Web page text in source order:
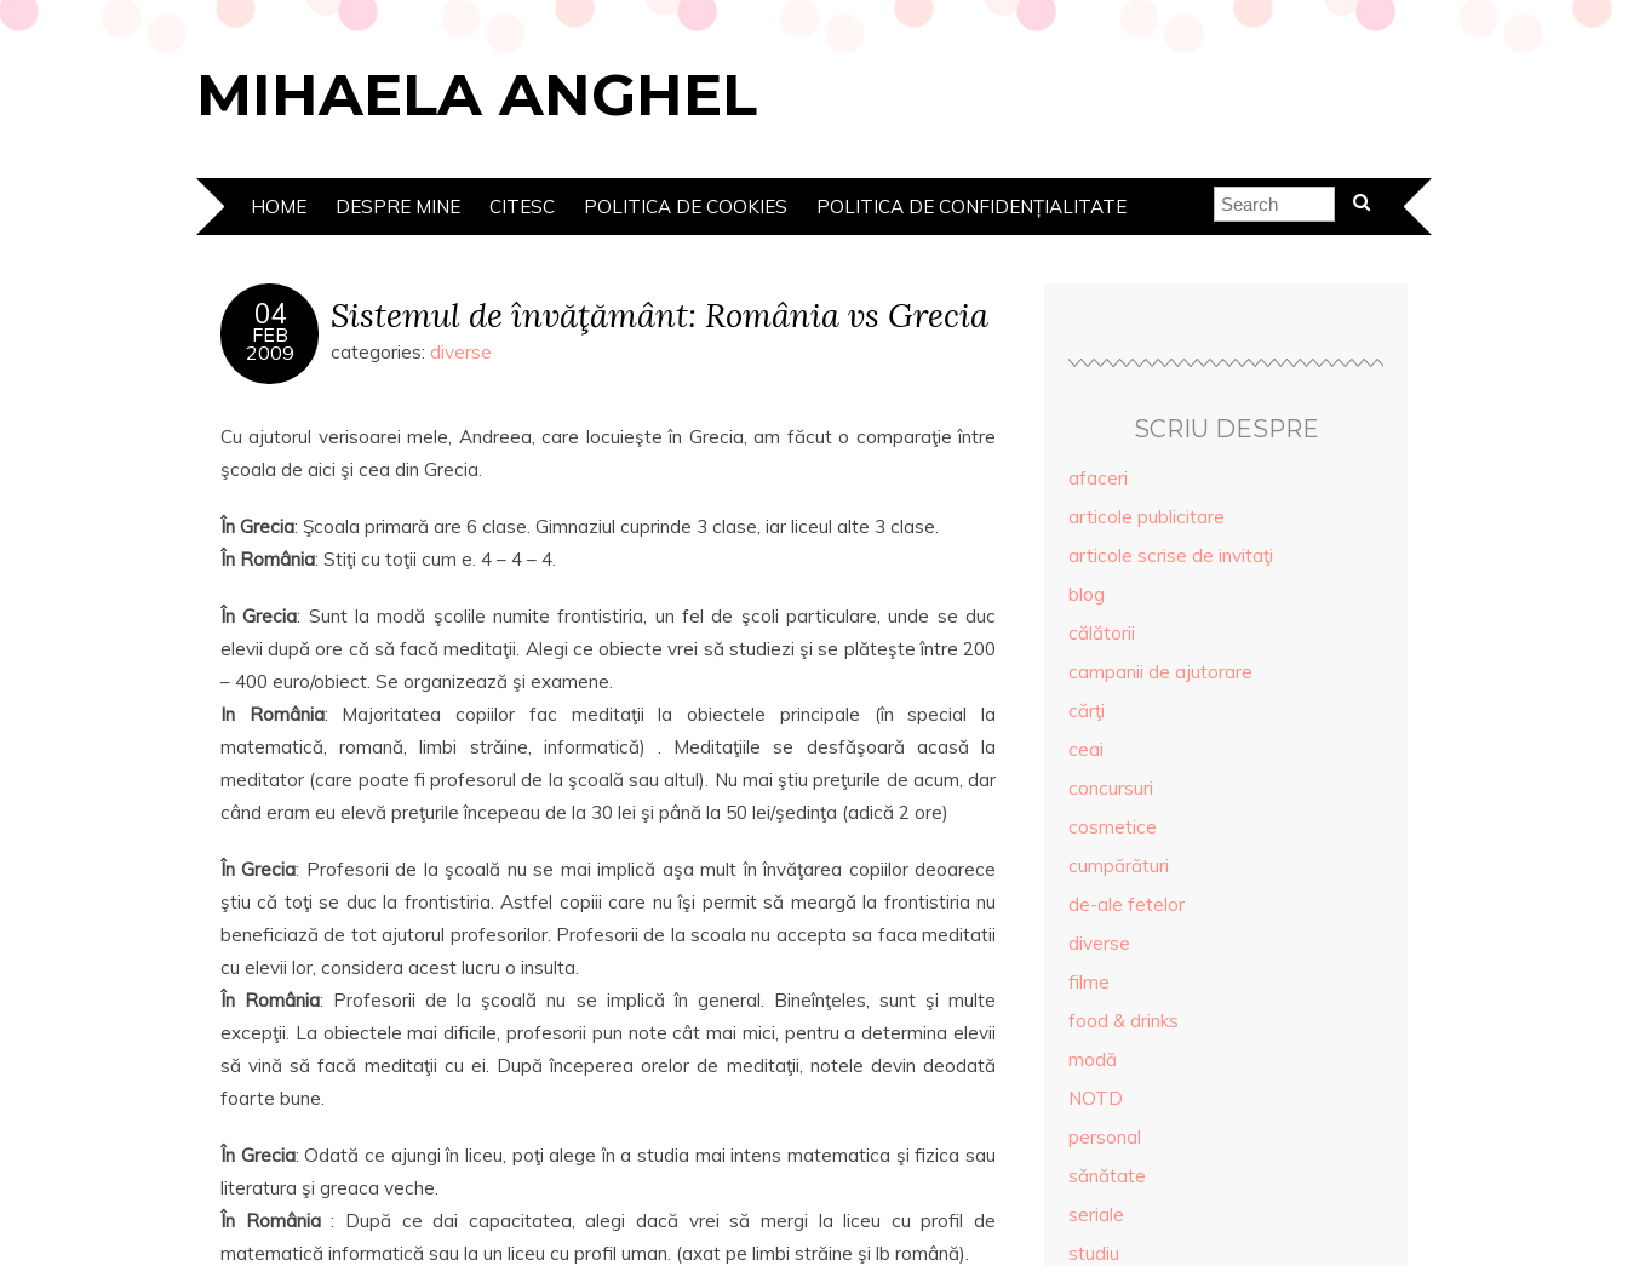
MIHAELA ANGHEL
HOME DESPRE MINE CITESC POLITICA DE COOKIES POLITICA DE CONFIDENȚIALITATE
04
FEB
2009
Sistemul de învăţământ: România vs Grecia
categories: diverse
Cu ajutorul verisoarei mele, Andreea, care locuieşte în Grecia, am făcut o comparaţie între
şcoala de aici şi cea din Grecia.
În Grecia: Şcoala primară are 6 clase. Gimnaziul cuprinde 3 clase, iar liceul alte 3 clase.
În România: Stiţi cu toţii cum e. 4 – 4 – 4.
În Grecia: Sunt la modă şcolile numite frontistiria, un fel de şcoli particulare, unde se duc
elevii după ore că să facă meditaţii. Alegi ce obiecte vrei să studiezi şi se plăteşte între 200
– 400 euro/obiect. Se organizează şi examene.
In România: Majoritatea copiilor fac meditaţii la obiectele principale (în special la
matematică, romană, limbi străine, informatică) . Meditaţiile se desfăşoară acasă la
meditator (care poate fi profesorul de la şcoală sau altul). Nu mai ştiu preţurile de acum, dar
când eram eu elevă preţurile începeau de la 30 lei şi până la 50 lei/şedinţa (adică 2 ore)
În Grecia: Profesorii de la şcoală nu se mai implică aşa mult în învăţarea copiilor deoarece
ştiu că toţi se duc la frontistiria. Astfel copiii care nu îşi permit să meargă la frontistiria nu
beneficiază de tot ajutorul profesorilor. Profesorii de la scoala nu accepta sa faca meditatii
cu elevii lor, considera acest lucru o insulta.
În România: Profesorii de la şcoală nu se implică în general. Bineînţeles, sunt şi multe
excepţii. La obiectele mai dificile, profesorii pun note cât mai mici, pentru a determina elevii
să vină să facă meditaţii cu ei. După începerea orelor de meditaţii, notele devin deodată
foarte bune.
În Grecia: Odată ce ajungi în liceu, poţi alege în a studia mai intens matematica şi fizica sau
literatura şi greaca veche.
În România: După ce dai capacitatea, alegi dacă vrei să mergi la liceu cu profil de
matematică informatică sau la un liceu cu profil uman. (axat pe limbi străine şi lb română).
SCRIU DESPRE
afaceri
articole publicitare
articole scrise de invitaţi
blog
călătorii
campanii de ajutorare
cărţi
ceai
concursuri
cosmetice
cumpărături
de-ale fetelor
diverse
filme
food & drinks
modă
NOTD
personal
sănătate
seriale
studiu